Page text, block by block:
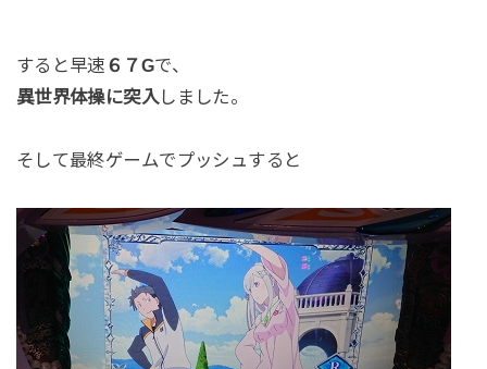
すると早速 ６７Gで、
異世界体操に突入 しました。
そして最終ゲームでプッシュすると